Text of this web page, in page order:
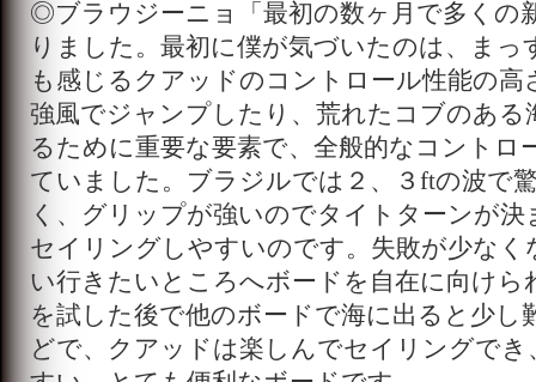
◎ブラウジーニョ「最初の数ヶ月で多くの
りました。最初に僕が気づいたのは、まっ
も感じるクアッドのコントロール性能の
強風でジャンプしたり、荒れたコブのある
るために重要な要素で、全般的なコントロ
ていました。ブラジルでは２、３ftの波で
く、グリップが強いのでタイトターンが
セイリングしやすいのです。失敗が少なく
い行きたいところへボードを自在に向けら
を試した後で他のボードで海に出ると少し
どで、クアッドは楽しんでセイリングで